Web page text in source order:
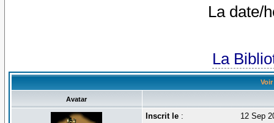
La date/
La
Avatar
Inscrit le:
12 Sep